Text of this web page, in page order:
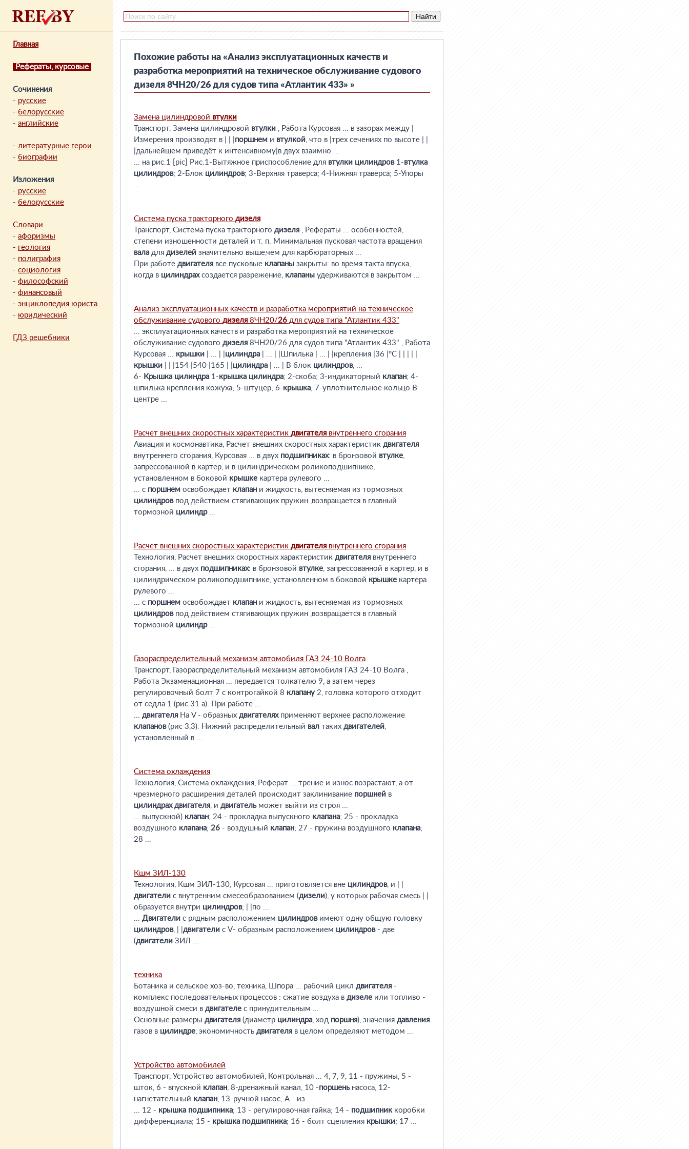
Главная
Рефераты, курсовые
Сочинения
- русские
- белорусские
- английские
- литературные герои
- биографии
Изложения
- русские
- белорусские
Словари
- афоризмы
- геология
- полиграфия
- социология
- философский
- финансовый
- энциклопедия юриста
- юридический
ГДЗ решебники
Похожие работы на «Анализ эксплуатационных качеств и
разработка мероприятий на техническое обслуживание судового
дизеля 8ЧН20/26 для судов типа «Атлантик 433» »
Замена цилиндровой втулки
Транспорт, Замена цилиндровой втулки , Работа Курсовая ... в зазорах между |
Измерения производят в | | | поршнем и втулкой, что в |трех сечениях по высоте | |
|дальнейшем приведёт к интенсивному|в двух взаимно ...
... на рис.1 [pic] Рис.1-Вытяжное приспособление для втулки цилиндров1-втулка
цилиндров; 2-Блок цилиндров; 3-Верхняя траверса; 4-Нижняя траверса; 5-Упоры
...
Система пуска тракторного дизеля
Транспорт, Система пуска тракторного дизеля , Рефераты ... особенностей,
степени изношенности деталей и т. п. Минимальная пусковая частота вращения
вала для дизелей значительно выше,чем для карбюраторных ...
При работе двигателя все пусковые клапаны закрыты: во время такта впуска,
когда в цилиндрахсоздается разрежение, клапаны удерживаются в закрытом ...
Анализ эксплуатационных качеств и разработка мероприятий на техническое
обслуживание судового дизеля 8ЧН20/26 для судов типа "Атлантик 433"
... эксплуатационных качеств и разработка мероприятий на техническое
обслуживание судового дизеля 8ЧН20/26 для судов типа "Атлантик 433" , Работа
Курсовая ... крышки | ... | | цилиндра | ... | |Шпилька | ... | |крепления |36 |°C | | | | |
крышки | | |154 |540 |165 | | цилиндра | ... | В блок цилиндров, ...
6- Крышка цилиндра 1-крышка цилиндра; 2-скоба; 3-индикаторный клапан; 4-
шпилька крепления кожуха; 5-штуцер; 6-крышка; 7-уплотнительное кольцо В
центре ...
Расчет внешних скоростных характеристик двигателя внутреннего сгорания
Авиация и космонавтика, Расчет внешних скоростных характеристик двигателя
внутреннего сгорания, Курсовая ... в двух подшипниках: в бронзовой втулке,
запрессованной в картер, и в цилиндрическом роликоподшипнике,
установленном в боковой крышке картера рулевого ...
... с поршнем освобождает клапан и жидкость, вытесняемая из тормозных
цилиндровпод действием стягивающих пружин ,возвращается в главный
тормозной цилиндр...
Расчет внешних скоростных характеристик двигателя внутреннего сгорания
Технология, Расчет внешних скоростных характеристик двигателя внутреннего
сгорания, ... в двух подшипниках: в бронзовой втулке, запрессованной в картер, и в
цилиндрическом роликоподшипнике, установленном в боковой крышке картера
рулевого ...
... с поршнем освобождает клапан и жидкость, вытесняемая из тормозных
цилиндровпод действием стягивающих пружин ,возвращается в главный
тормозной цилиндр...
Газораспределительный механизм автомобиля ГАЗ 24-10 Волга
Транспорт, Газораспределительный механизм автомобиля ГАЗ 24-10 Волга ,
Работа Экзаменационная ... передается толкателю 9, а затем через
регулировочный болт 7 с контрогайкой 8 клапану2, головка которого отходит
от седла 1 (рис 31 а). При работе ...
... двигателя На V - образных двигателяхприменяют верхнее расположение
клапанов(рис 3,3). Нижний распределительный вал таких двигателей,
установленный в ...
Система охлаждения
Технология, Система охлаждения, Реферат ... трение и износ возрастают, а от
чрезмерного расширения деталей происходит заклинивание поршней в
цилиндрах двигателя, и двигательможет выйти из строя ...
... выпускной) клапан; 24 - прокладка выпускного клапана; 25 - прокладка
воздушного клапана; 26 - воздушный клапан; 27 - пружина воздушного клапана;
28 ...
Кшм ЗИЛ-130
Технология, Кшм ЗИЛ-130, Курсовая ... приготовляется вне цилиндров, и | |
двигатели с внутренним смесеобразованием (дизели), у которых рабочая смесь | |
образуется внутри цилиндров; | |по ...
... Двигатели с рядным расположением цилиндровимеют одну общую головку
цилиндров, | | двигатели с V- образным расположением цилиндров- две
(двигатели ЗИЛ ...
техника
Ботаника и сельское хоз-во, техника, Шпора ... рабочий цикл двигателя -
комплекс последовательных процессов : сжатие воздуха в дизеле или топливо -
воздушной смеси в двигателе с принудительным ...
Основные размеры двигателя (диаметр цилиндра, ход поршня), значения давления
газов в цилиндре, экономичность двигателя в целом определяют методом ...
Устройство автомобилей
Транспорт, Устройство автомобилей, Контрольная ... 4, 7, 9, 11 - пружины, 5 -
шток, 6 - впускной клапан, 8-дренажный канал, 10 -поршеньнасоса, 12-
нагнетательный клапан, 13-ручной насос; А - из ...
... 12 - крышка подшипника; 13 - регулировочная гайка; 14 - подшипниккоробки
дифференциала; 15 - крышка подшипника; 16 - болт сцепления крышки; 17 ...